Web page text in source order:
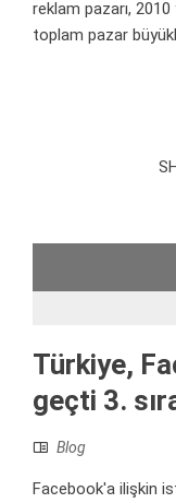
reklam pazarı, 2010
toplam pazar
Türkiye,
geçti 3.
Blog
Facebook'a ilişkin